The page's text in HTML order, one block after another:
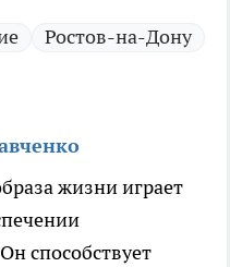
Ростов-на-Дону
жизни играет
способствует